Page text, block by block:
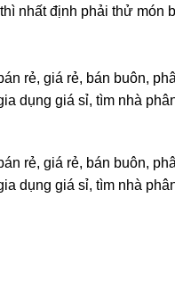
nhất định phải thử món
rẻ, giá rẻ, bán buôn,
dụng giá sỉ, tìm nhà
rẻ, giá rẻ, bán buôn,
dụng giá sỉ, tìm nhà